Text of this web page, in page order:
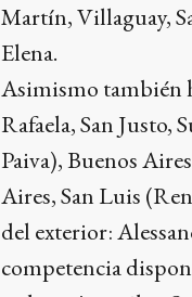
Martín, Villaguay,
Elena.
Asimismo también
Rafaela, San Justo,
Paiva), Buenos
Aires, San Luis
del exterior:
competencia